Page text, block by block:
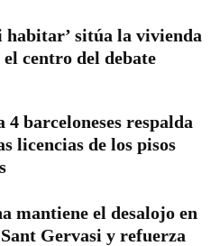
habitar’ sitúa la vivienda
el centro del debate
4 barceloneses respalda
licencias de los pisos
mantiene el desalojo en
Gervasi y refuerza